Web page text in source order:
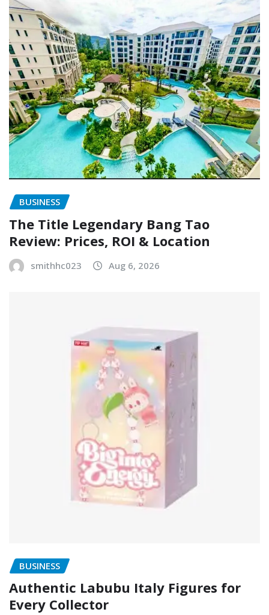
BUSINESS
The Title Legendary Bang Tao
Review: Prices, ROI & Location
smithhc023 Aug 6, 2026
BUSINESS
Authentic Labubu Italy Figures for
Every Collector